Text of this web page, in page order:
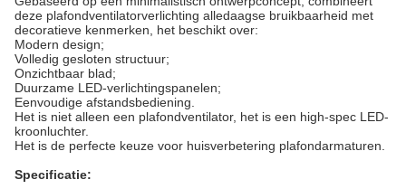
deze plafondventilatorverlichting alledaagse bruikbaarheid met
decoratieve kenmerken, het beschikt over:
Modern design;
Volledig gesloten structuur;
Onzichtbaar blad;
Duurzame LED-verlichtingspanelen;
Eenvoudige afstandsbediening.
Het is niet alleen een plafondventilator, het is een high-spec LED-
kroonluchter.
Het is de perfecte keuze voor huisverbetering plafondarmaturen.
Specificatie: